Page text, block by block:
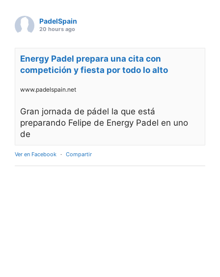
PadelSpain
20 hours ago
Energy Padel prepara una cita con
competición y fiesta por todo lo alto
www.padelspain.net
Gran jornada de pádel la que está
preparando Felipe de Energy Padel en uno
de
Ver en Facebook · Compartir